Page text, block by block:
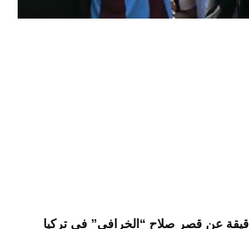
عن قصر صلاح “الخرافي” في تركيا